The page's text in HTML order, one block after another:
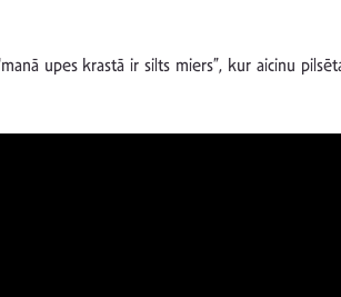
upes krastā ir silts miers”, kur aicinu